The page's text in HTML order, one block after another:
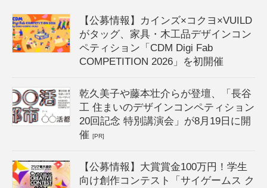
【公募情報】カインズ×コクヨ×VUILD
がタッグ、家具・木工品デザインコン
ペティション「CDM Digi Fab
COMPETITION 2026」を初開催
乾久美子や藤本壮介らが登壇、「長谷
工 住まいのデザインコンペティション
20回記念 特別講演会」が8月19日に開
催[PR]
【公募情報】大賞賞金100万円！学生
向け創作コンテスト「サイゲームス ク